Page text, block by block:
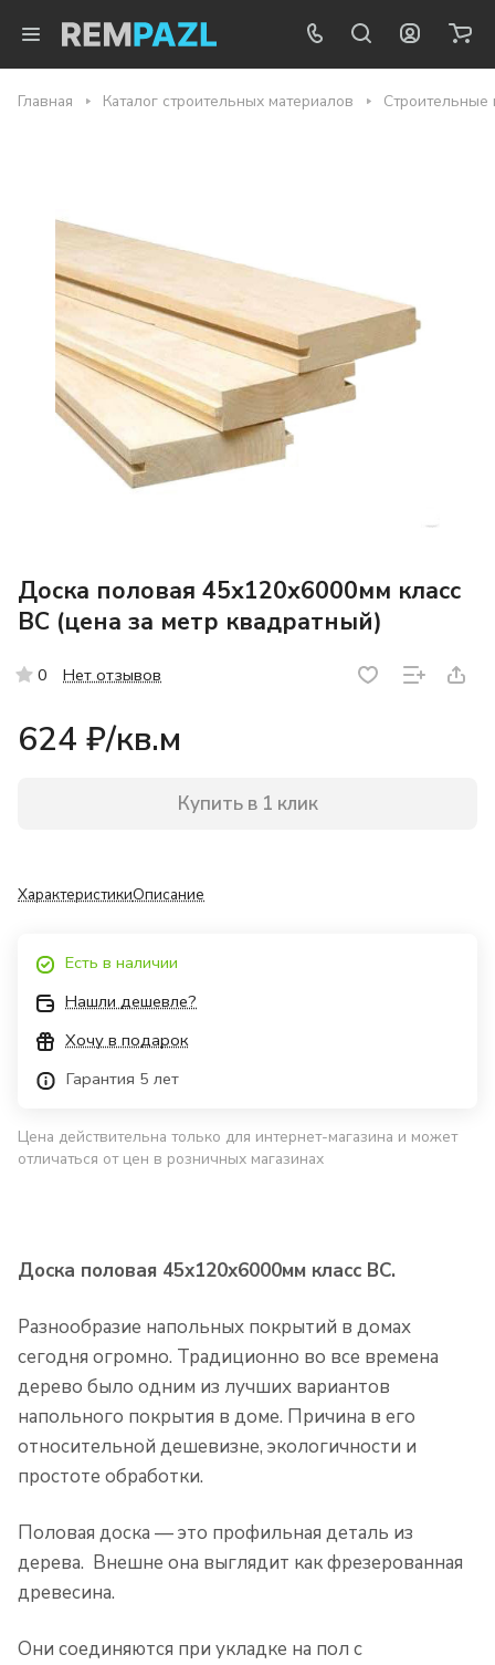
Главная Каталог строительных материалов Строительные
Доска половая 45х120х6000мм класс
ВС (цена за метр квадратный)
0 Нет отзывов
624 ₽/кв.м
Купить в 1 клик
ХарактеристикиОписание
Есть в наличии
Нашли дешевле?
Хочу в подарок
Гарантия 5 лет
Цена действительна только для интернет-магазина и может
отличаться от цен в розничных магазинах
Доска половая 45х120х6000мм класс ВС.
Разнообразие напольных покрытий в домах
сегодня огромно. Традиционно во все времена
дерево было одним из лучших вариантов
напольного покрытия в доме. Причина в его
относительной дешевизне, экологичности и
простоте обработки.
Половая доска — это профильная деталь из
дерева. Внешне она выглядит как фрезерованная
древесина.
Они соединяются при укладке на пол с